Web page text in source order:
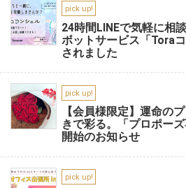
pick up!
24時間LINEで気軽に相
ボットサービス「Tora
されました
pick up!
【会員様限定】運命の
きで彩る。「プロポー
開始のお知らせ
pick up!